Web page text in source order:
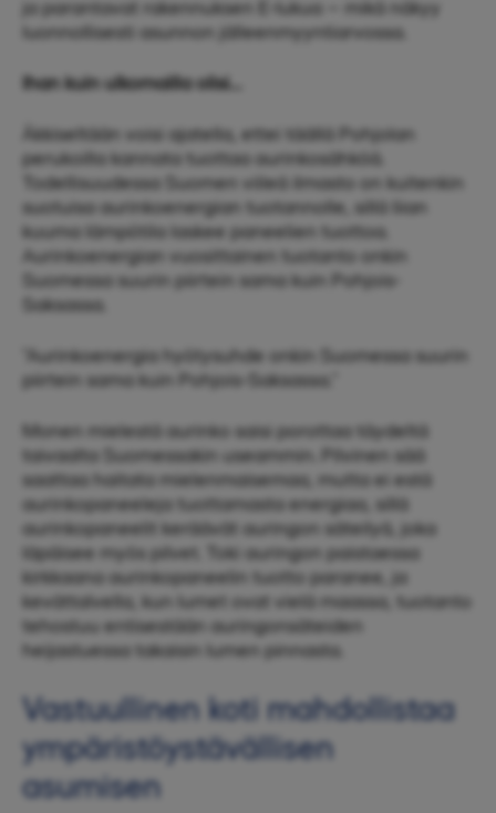
ja parantavat rakennuksen E-lukua
– mikä näkyy
luonnollisesti asunnon jälleenmyyntiarvossa.
Ihan kuin ulkomailla olisi…
Äkkiseltään voisi ajatella, ettei täällä Pohjolan
perukoilla kannata tuottaa aurinkosähköä.
Todellisuudessa Suomen viileä ilmasto on kuitenkin
suotuisa aurinkoenergian tuotannolle, sillä liian
kuuma lämpötila laskee paneelien tuottoa.
Aurinkoenergian vuosittainen tuotanto onkin
Suomessa suurin piirtein sama kuin Pohjois-
Saksassa.
"Aurinkoenergia hyötysuhde onkin Suomessa suurin
piirtein sama kuin Pohjois-Saksassa."
Monen mielestä aurinko saisi porottaa täydeltä
taivaalta Suomessakin useammin. Pilvinen sää
saattaa haitata mielenmaisemaa, mutta ei estä
aurinkopaneeleja tuottamasta energiaa, sillä
aurinkopaneelit keräävät auringon säteilyä, joka
läpäisee myös pilvet. Toki auringon paistaessa
kirkkaana aurinkopaneelin tuotto paranee, ja
kevättalvella, kun lumet ovat vielä maassa, tuotanto
tehostuu entisestään auringonsäteiden
heijastuessa takaisin lumen pinnasta.
Vastuullinen koti mahdollistaa
ympäristöystävällisen
asumisen